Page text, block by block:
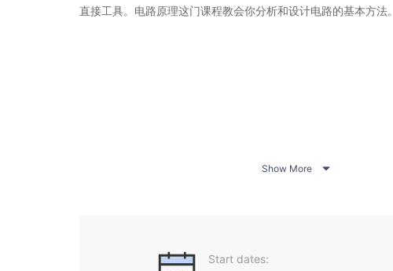
直接工具。电路原理这门课程教会你分析和设计电路的基本方法。
Show More 
Start dates: